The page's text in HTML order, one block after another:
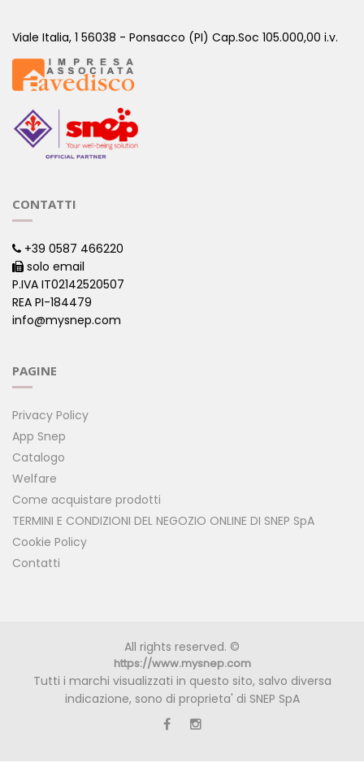
Viale Italia, 1 56038 - Ponsacco (PI) Cap.Soc 105.000,00 i.v.
CONTATTI
+39 0587 466220
solo email
P.IVA IT02142520507
REA PI-184479
info@mysnep.com
PAGINE
Privacy Policy
App Snep
Catalogo
Welfare
Come acquistare prodotti
TERMINI E CONDIZIONI DEL NEGOZIO ONLINE DI SNEP SpA
Cookie Policy
Contatti
All rights reserved. ©
https://www.mysnep.com
Tutti i marchi visualizzati in questo sito, salvo diversa
indicazione, sono di proprieta' di SNEP SpA